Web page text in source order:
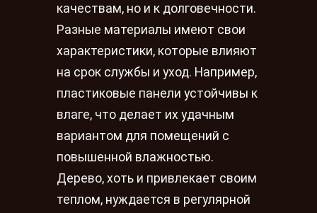
качествам, но и к долговечности.
Разные материалы имеют свои
характеристики, которые влияют
на срок службы и уход. Например,
пластиковые панели устойчивы к
влаге, что делает их удачным
вариантом для помещений с
повышенной влажностью.
Дерево, хоть и привлекает своим
теплом, нуждается в регулярной